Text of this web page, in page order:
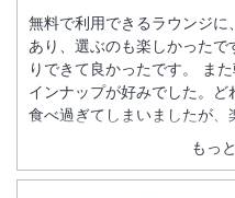
もっ
無料で利用できるラウンジ
あり、選ぶのも楽しかったで
りできて良かったです。 また朝食は、品数はもちろんのことラ
インナップが好みでした。
食べ過ぎてしまいましたが、楽しい時